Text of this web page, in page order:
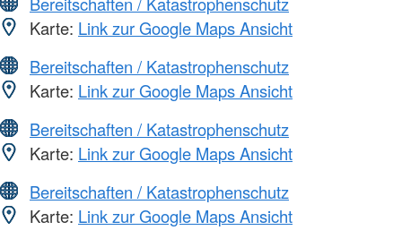
Karte: Link zur Google Maps Ansicht
Bereitschaften / Katastrophenschutz
Karte: Link zur Google Maps Ansicht
Bereitschaften / Katastrophenschutz
Karte: Link zur Google Maps Ansicht
Bereitschaften / Katastrophenschutz
Karte: Link zur Google Maps Ansicht